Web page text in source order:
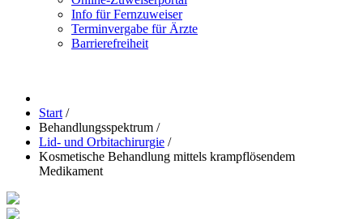
Info für Fernzuweiser
Terminvergabe für Ärzte
Barrierefreiheit
Start /
Behandlungsspektrum /
Lid- und Orbitachirurgie /
Kosmetische Behandlung mittels krampflösendem
Medikament